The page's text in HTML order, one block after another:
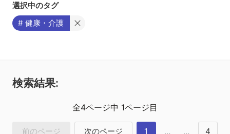
選択中のタグ
# 健康・介護
検索結果:
全4ページ中 1ページ目
前のページ 次のページ 1 … … 4